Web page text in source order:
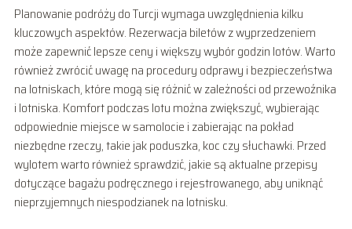
Planowanie podróży do Turcji wymaga uwzględnienia kilku
kluczowych aspektów. Rezerwacja biletów z wyprzedzeniem
może zapewnić lepsze ceny i większy wybór godzin lotów. Warto
również zwrócić uwagę na procedury odprawy i bezpieczeństwa
na lotniskach, które mogą się różnić w zależności od przewoźnika
i lotniska. Komfort podczas lotu można zwiększyć, wybierając
odpowiednie miejsce w samolocie i zabierając na pokład
niezbędne rzeczy, takie jak poduszka, koc czy słuchawki. Przed
wylotem warto również sprawdzić, jakie są aktualne przepisy
dotyczące bagażu podręcznego i rejestrowanego, aby uniknąć
nieprzyjemnych niespodzianek na lotnisku.